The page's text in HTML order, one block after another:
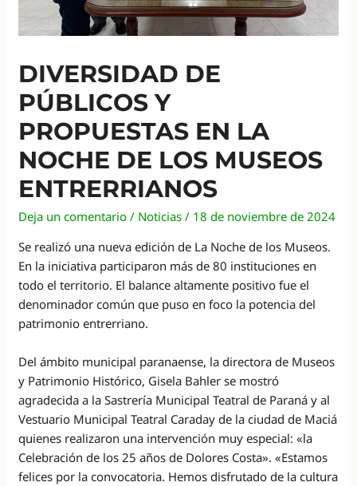
DIVERSIDAD DE
PÚBLICOS Y
PROPUESTAS EN LA
NOCHE DE LOS MUSEOS
ENTRERRIANOS
Deja un comentario / Noticias / 18 de noviembre de 2024
Se realizó una nueva edición de La Noche de los Museos.
En la iniciativa participaron más de 80 instituciones en
todo el territorio. El balance altamente positivo fue el
denominador común que puso en foco la potencia del
patrimonio entrerriano.
Del ámbito municipal paranaense, la directora de Museos
y Patrimonio Histórico, Gisela Bahler se mostró
agradecida a la Sastrería Municipal Teatral de Paraná y al
Vestuario Municipal Teatral Caraday de la ciudad de Maciá
quienes realizaron una intervención muy especial: «la
Celebración de los 25 años de Dolores Costa». «Estamos
felices por la convocatoria. Hemos disfrutado de la cultura